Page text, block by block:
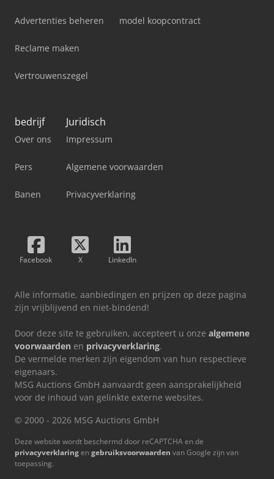
Advertenties beheren
Reclame maken
Vertrouwenszegel
model koopcontract
bedrijf
Over ons
Pers
Banen
Juridisch
Impressum
Algemene voorwaarden
Privacyverklaring
Facebook X LinkedIn
Alle informatie, aanbiedingen en prijzen op deze pagina
zijn vrijblijvend en niet-bindend!
Door deze site te gebruiken, accepteert u onze algemene
voorwaarden en privacyverklaring.
De vermelde merken zijn eigendom van hun respectieve
eigenaars.
MSG Auctions GmbH aanvaardt geen aansprakelijkheid
voor de inhoud van gelinkte externe websites.
© 2000 - 2026 MSG Auctions GmbH
Deze website wordt beschermd door reCAPTCHA en de
privacyverklaringengebruiksvoorwaarden van Google zijn van
toepassing.